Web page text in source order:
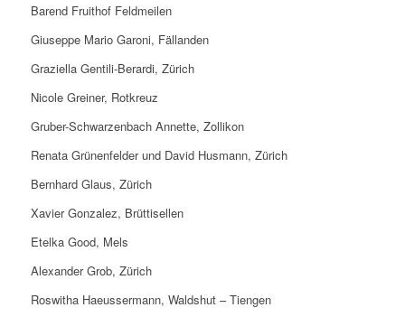
Barend Fruithof Feldmeilen
Giuseppe Mario Garoni, Fällanden
Graziella Gentili-Berardi, Zürich
Nicole Greiner, Rotkreuz
Gruber-Schwarzenbach Annette, Zollikon
Renata Grünenfelder und David Husmann, Zürich
Bernhard Glaus, Zürich
Xavier Gonzalez, Brüttisellen
Etelka Good, Mels
Alexander Grob, Zürich
Roswitha Haeussermann, Waldshut – Tiengen